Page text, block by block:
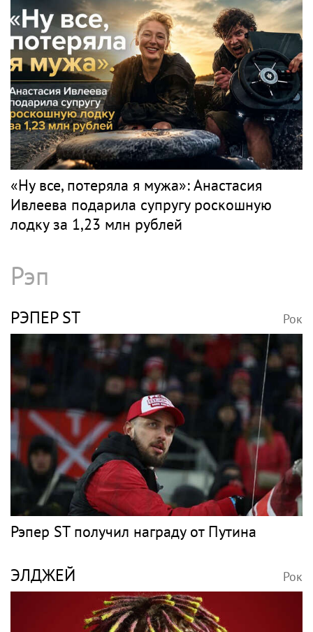
«Ну все, потеряла я мужа»: Анастасия
Ивлеева подарила супругу роскошную
лодку за 1,23 млн рублей
Рэп
РЭПЕР ST Рок
Рэпер ST получил награду от Путина
ЭЛДЖЕЙ Рок